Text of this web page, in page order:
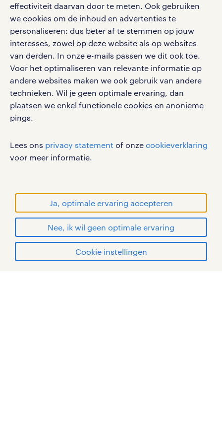
effectiviteit daarvan door te meten. Ook gebruiken
we cookies om de inhoud en advertenties te
personaliseren: dus beter af te stemmen op jouw
interesses, zowel op deze website als op websites
van derden. In onze e-mails passen we dit ook toe.
Voor het optimaliseren van relevante informatie op
andere websites maken we ook gebruik van andere
technieken. Wil je geen optimale ervaring, dan
plaatsen we enkel functionele cookies en anonieme
pings.
Lees ons privacy statement of onze cookieverklaring
voor meer informatie.
Ja, optimale ervaring accepteren
Nee, ik wil geen optimale ervaring
Cookie instellingen
werken bij randstad
gebruikersvoorwaarden
privacystatement
cookies
disclaimer
sitemap
RANDSTAD, HUMAN FORWARD en SHAPING THE
WORLD OF WORK zijn geregistreerde